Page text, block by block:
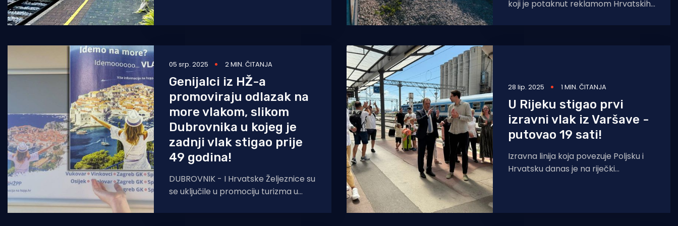
relaciji
koji je potaknut reklamom Hrvatskih
Ali kako to
05 srp. 2025 2 MIN. ČITANJA
Genijalci iz HŽ-a
promoviraju odlazak na
more vlakom, slikom
Dubrovnika u kojeg je
zadnji vlak stigao prije
49 godina!
DUBROVNIK - I Hrvatske Željeznice su
se uključile u promociju turizma u
koji imaju
28 lip. 2025 1 MIN. ČITANJA
U Rijeku stigao prvi
izravni vlak iz Varšave -
putovao 19 sati!
Izravna linija koja povezuje Poljsku i
Hrvatsku danas je na riječki